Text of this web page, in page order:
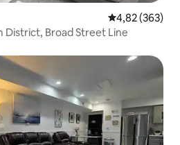
4,82 ud af 5 i
4,82 (363)
District, Broad Street Line